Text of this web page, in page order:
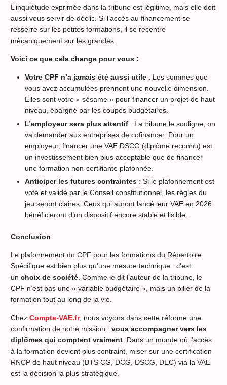
L’inquiétude exprimée dans la tribune est légitime, mais elle doit
aussi vous servir de déclic. Si l’accès au financement se
resserre sur les petites formations, il se recentre
mécaniquement sur les grandes.
Voici ce que cela change pour vous :
Votre CPF n’a jamais été aussi utile : Les sommes que
vous avez accumulées prennent une nouvelle dimension.
Elles sont votre « sésame » pour financer un projet de haut
niveau, épargné par les coupes budgétaires.
L’employeur sera plus attentif : La tribune le souligne, on
va demander aux entreprises de cofinancer. Pour un
employeur, financer une VAE DSCG (diplôme reconnu) est
un investissement bien plus acceptable que de financer
une formation non-certifiante plafonnée.
Anticiper les futures contraintes : Si le plafonnement est
voté et validé par le Conseil constitutionnel, les règles du
jeu seront claires. Ceux qui auront lancé leur VAE en 2026
bénéficieront d’un dispositif encore stable et lisible.
Conclusion
Le plafonnement du CPF pour les formations du Répertoire
Spécifique est bien plus qu’une mesure technique : c’est
un choix de société. Comme le dit l’auteur de la tribune, le
CPF n’est pas une « variable budgétaire », mais un pilier de la
formation tout au long de la vie.
Chez Compta-VAE.fr, nous voyons dans cette réforme une
confirmation de notre mission : vous accompagner vers les
diplômes qui comptent vraiment. Dans un monde où l’accès
à la formation devient plus contraint, miser sur une certification
RNCP de haut niveau (BTS CG, DCG, DSCG, DEC) via la VAE
est la décision la plus stratégique.